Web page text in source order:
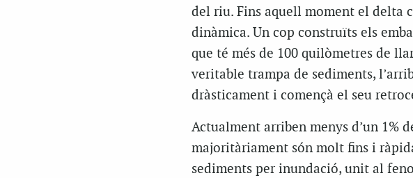
del riu. Fins aquell moment el delta
dinàmica. Un cop construïts els
que té més de 100 quilòmetres de
veritable trampa de sediments,
dràsticament i començà el seu
Actualment arriben menys d’un 1%
majoritàriament són molt fins i
sediments per inundació, unit al